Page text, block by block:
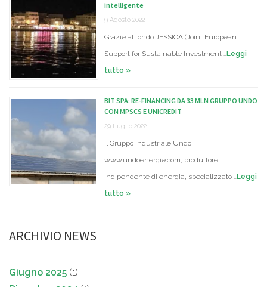
intelligente
9 Agosto 2022
Grazie al fondo JESSICA (Joint European
Support for Sustainable Investment …Leggi
tutto »
BIT SPA: RE-FINANCING DA 33 MLN GRUPPO UNDO
CON MPSCS E UNICREDIT
29 Luglio 2022
Il Gruppo Industriale Undo
www.undoenergie.com, produttore
indipendente di energia, specializzato …Leggi
tutto »
ARCHIVIO NEWS
Giugno 2025 (1)